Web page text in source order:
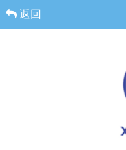
返回